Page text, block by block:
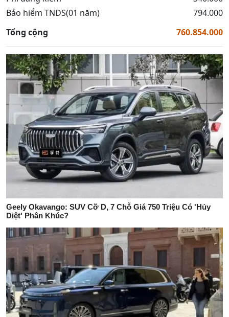
Bảo hiểm TNDS(01 năm)
794.000
Tổng cộng
760.854.000
Geely Okavango: SUV Cỡ D, 7 Chỗ Giá 750 Triệu Có 'Hủy
Diệt' Phân Khúc?